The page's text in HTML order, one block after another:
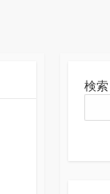
検索